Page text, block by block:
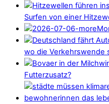
Surfen von einer
wo die Verkehrswende
Futterzusatz?